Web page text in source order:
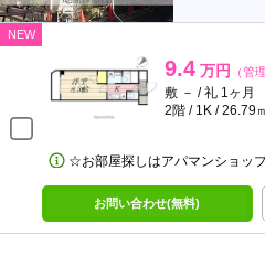
NEW
9.4 万円 （管
敷 － / 礼 1ヶ月
2階 / 1K / 26.79
☆お部屋探しはアパマンショッ
お問い合わせ(無料)